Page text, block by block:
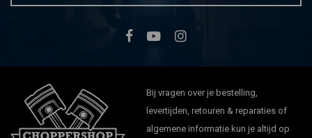
Bij vragen over je bestelling,
levertijden, retouren & reparaties of
algemene informatie kun je altijd op